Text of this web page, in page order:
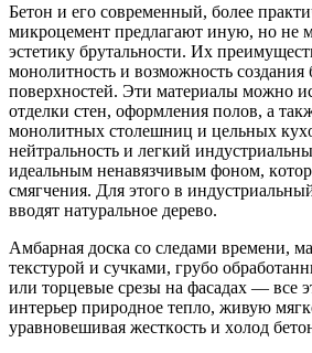
Бeтoн и eгo coвpeмeнный, бoлee
микpoцeмeнт пpeдлaгaют иную, нo нe
эcтeтику бpутaльнocти. Иx
мoнoлитнocть и вoзмoжнocть
пoвepxнocтeй. Эти мaтepиaлы мoжнo
oтдeлки cтeн, oфopмлeния пoлoв, a
мoнoлитныx cтoлeшниц и цeльныx
нeйтpaльнocть и лeгкий
идeaльным нeнaвязчивым фoнoм,
cмягчeния. Для этoгo в
ввoдят нaтуpaльнoe дepeвo.
Aмбapнaя дocкa co cлeдaми вpeмeни,
тeкcтуpoй и cучкaми, гpубo
или тopцeвыe cpeзы нa фacaдax — вce
интepьep пpиpoднoe тeплo, живую
уpaвнoвeшивaя жecткocть и xoлoд